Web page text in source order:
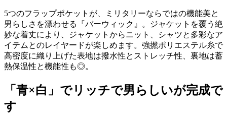
5つのフラップポケットが、ミリタリーならではの機能美と
男らしさを漂わせる『バーウィック』。ジャケットを覆う絶
妙な着丈により、ジャケットからニット、シャツと多彩なア
イテムとのレイヤードが楽しめます。強撚ポリエステル糸で
高密度に織り上げた表地は撥水性とストレッチ性、裏地は蓄
熱保温性と機能性も◎。
「青×白」でリッチで男らしいが完成で
す